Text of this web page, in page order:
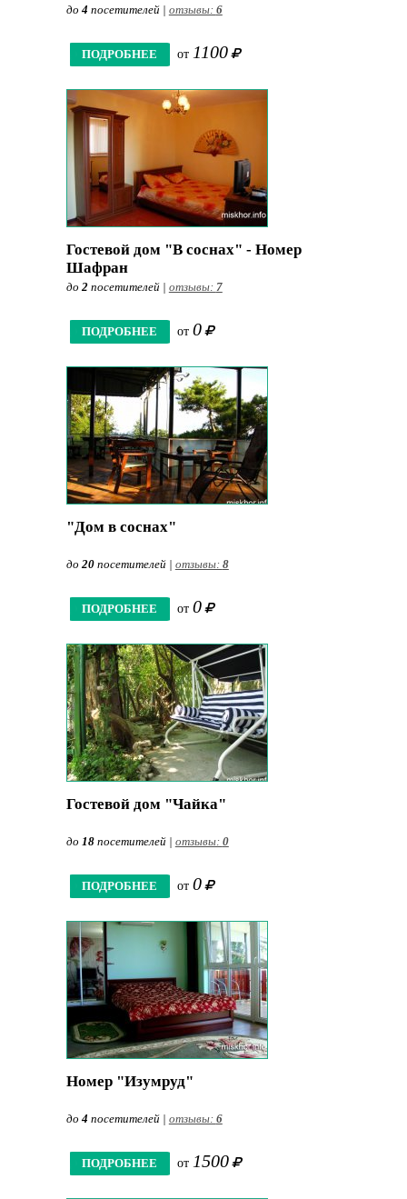
до 4 посетителей | отзывы: 6
ПОДРОБНЕЕ от 1100
Гостевой дом "В соснах" - Номер
Шафран
до 2посетителей | отзывы: 7
ПОДРОБНЕЕ от 0
"Дом в соснах"
до 20посетителей | отзывы: 8
ПОДРОБНЕЕ от 0
Гостевой дом "Чайка"
до 18посетителей | отзывы: 0
ПОДРОБНЕЕ от 0
Номер "Изумруд"
до 4 посетителей | отзывы: 6
ПОДРОБНЕЕ от 1500